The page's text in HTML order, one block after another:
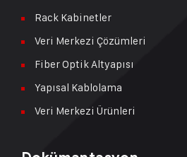
Rack Kabinetler
Veri Merkezi Çözümleri
Fiber Optik Altyapısı
Yapısal Kablolama
Veri Merkezi Ürünleri